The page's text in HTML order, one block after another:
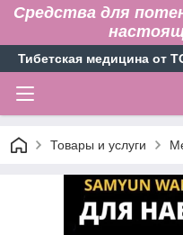
Средства для
Тибетская медицина от
Товары и услуги